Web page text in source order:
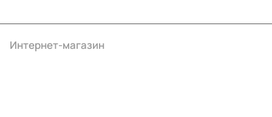
Интернет-магазин